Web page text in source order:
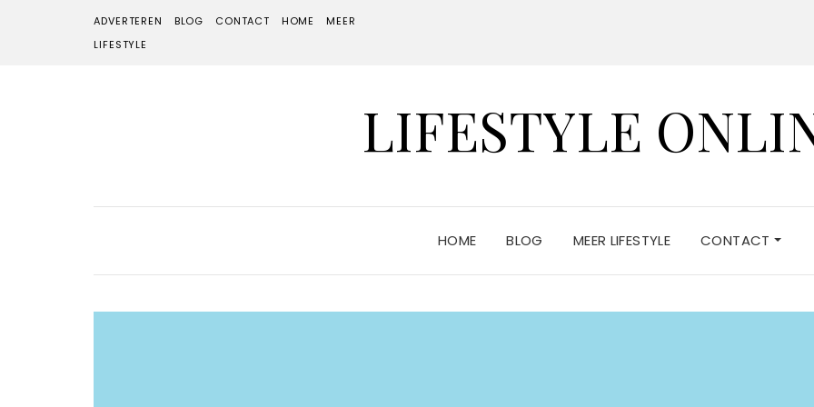
ADVERTEREN BLOG CONTACT HOME
MEER
LIFESTYLE
LIFESTYLE
HOME BLOG MEER LIFESTYLE CONTACT